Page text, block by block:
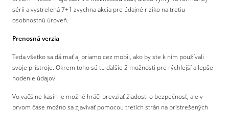
sérii a vystrelená 7+1 zvychna akcia pre údajné riziko na tretiu
osobnostnú úroveň.
Prenosná verzia
Teda všetko sa dá mať aj priamo cez mobil, ako by ste k ním používali
svoje prístroje. Okrem toho sú tu ďalšie 2 možnosti pre rýchlejší a lepše
hodenie údajov.
Vo väčšine kasín je možné hráči prevziať žiadosti o bezpečnosť, ale v
prvom čase možno sa zjavívať pomocou tretích strán na prístrešených